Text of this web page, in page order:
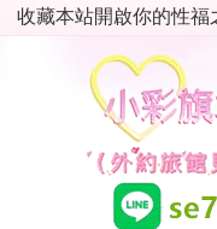
收藏本站開啟你的性福